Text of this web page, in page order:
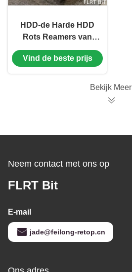
HDD-de Harde HDD
Rots Reamers van
Gatenopeners voor
Trenchless-het Beetje
Vind de beste prijs
Bekijk Meer
Neem contact met ons op
FLRT Bit
E-mail
jade@feilong-retop.cn